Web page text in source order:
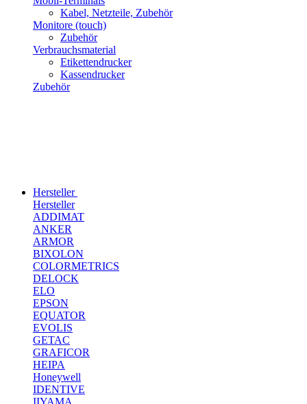
Kabel, Netzteile, Zubehör
Monitore (touch)
Zubehör
Verbrauchsmaterial
Etikettendrucker
Kassendrucker
Zubehör
Hersteller
Hersteller
ADDIMAT
ANKER
ARMOR
BIXOLON
COLORMETRICS
DELOCK
ELO
EPSON
EQUATOR
EVOLIS
GETAC
GRAFICOR
HEIPA
Honeywell
IDENTIVE
IIYAMA